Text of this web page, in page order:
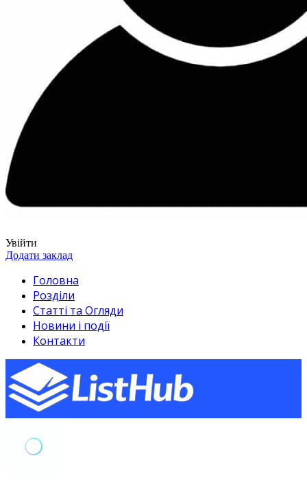
Увійти
Додати заклад
Головна
Розділи
Статті та Огляди
Новини і події
Контакти